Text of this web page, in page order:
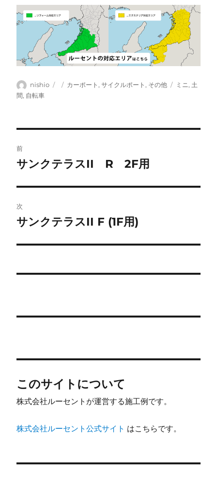
投
稿
nishio
投 カ
カーポート,サイクルポート, その他
タ
ミニ,土
間, 自転車
稿
ビ
ゲ
ー
前
前
投
稿:
サンクテラスII R 2F用
次
次
投
サンクテラスII F (1F用)
このサイトについて
株式会社ルーセントが運営する施工例です。
株式会社ルーセント公式サイト はこちらです。